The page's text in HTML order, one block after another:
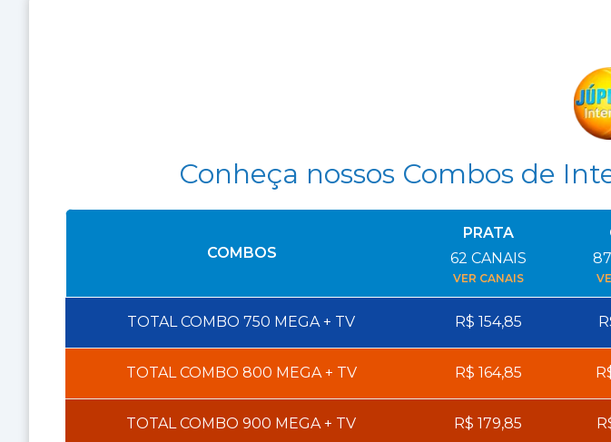
Conheça nossos Combos de
COMBOS
PRATA
62 CANAIS
VER CANAIS
87
TOTAL COMBO 750 MEGA+ TV R$ 154,85
TOTAL COMBO 800 MEGA+ TV R$ 164,85
TOTAL COMBO 900 MEGA+ TV R$ 179,85